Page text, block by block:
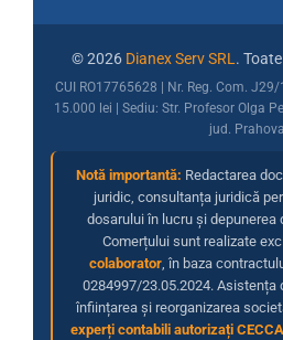
© 2026 Dianex Serv SRL .
CUI RO17765628 | Nr. Reg. Com.
15.000 lei | Sediu: Str. Profesor Olga
jud. Prahova
Notă importantă: Redactarea
juridic, consultanța juridică
dosarului în lucru și depunerea
Comerțului sunt realizate
colaborator, în baza
0284997/23.05.2024. Asistența
înființarea și reorganizarea
experți contabili autorizați